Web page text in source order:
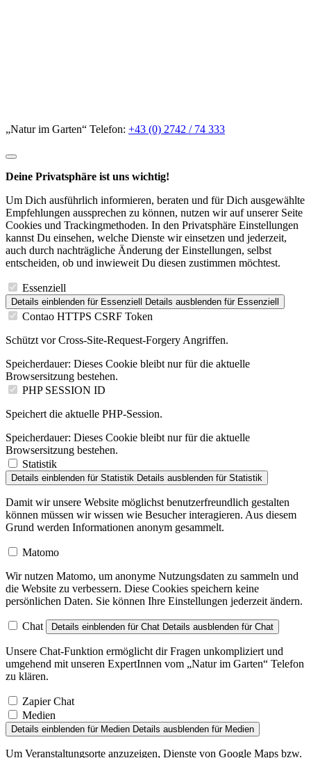
„Natur im Garten“ Telefon: +43 (0) 2742 / 74 333
Deine Privatsphäre ist uns wichtig!
Um Dich ausführlich informieren, beraten und für Dich ausgewählte
Empfehlungen aussprechen zu können, nutzen wir auf unserer Seite
Cookies und Trackingmethoden. In den Privatsphäre Einstellungen
kannst Du einsehen, welche Dienste wir einsetzen und jederzeit,
auch durch nachträgliche Änderung der Einstellungen, selbst
entscheiden, ob und inwieweit Du diesen zustimmen möchtest.
Essenziell
Details einblenden für Essenziell Details ausblenden für Essenziell
Contao HTTPS CSRF Token
Schützt vor Cross-Site-Request-Forgery Angriffen.
Speicherdauer: Dieses Cookie bleibt nur für die aktuelle
Browsersitzung bestehen.
PHP SESSION ID
Speichert die aktuelle PHP-Session.
Speicherdauer: Dieses Cookie bleibt nur für die aktuelle
Browsersitzung bestehen.
Statistik
Details einblenden für Statistik Details ausblenden für Statistik
Damit wir unsere Website möglichst benutzerfreundlich gestalten
können müssen wir wissen wie Besucher interagieren. Aus diesem
Grund werden Informationen anonym gesammelt.
Matomo
Wir nutzen Matomo, um anonyme Nutzungsdaten zu sammeln und
die Website zu verbessern. Diese Cookies speichern keine
persönlichen Daten. Sie können Ihre Einstellungen jederzeit ändern.
Chat Details einblenden für Chat Details ausblenden für Chat
Unsere Chat-Funktion ermöglicht dir Fragen unkompliziert und
umgehend mit unseren ExpertInnen vom „Natur im Garten“ Telefon
zu klären.
Zapier Chat
Medien
Details einblenden für Medien Details ausblenden für Medien
Um Veranstaltungsorte anzuzeigen, Dienste von Google Maps bzw.